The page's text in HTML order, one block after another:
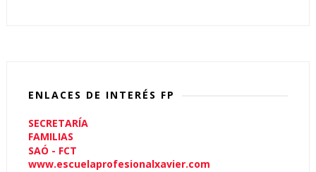
ENLACES DE INTERÉS FP
SECRETARÍA
FAMILIAS
SAÓ - FCT
www.escuelaprofesionalxavier.com